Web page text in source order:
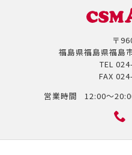
〒
福島県福島県福島
TEL
FAX
営業時間
12:00～